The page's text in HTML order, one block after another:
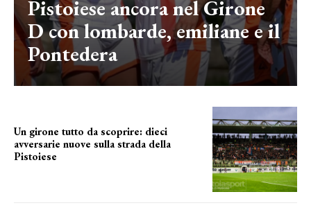
Pistoiese ancora nel Girone
D con lombarde, emiliane e il
Pontedera
Un girone tutto da scoprire: dieci
avversarie nuove sulla strada della
Pistoiese